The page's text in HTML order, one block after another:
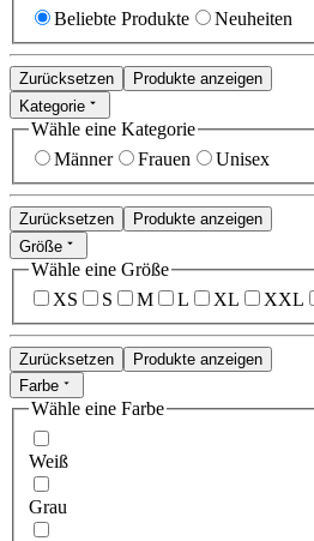
Beliebte Produkte
Neuheiten
Zurücksetzen
Produkte anzeigen
Kategorie
Wähle eine Kategorie
Männer
Frauen Unisex
Zurücksetzen
Produkte anzeigen
Größe
Wähle eine Größe
XS
S M L XL XXL
Zurücksetzen
Produkte anzeigen
Farbe
Wähle eine Farbe
Weiß
Grau